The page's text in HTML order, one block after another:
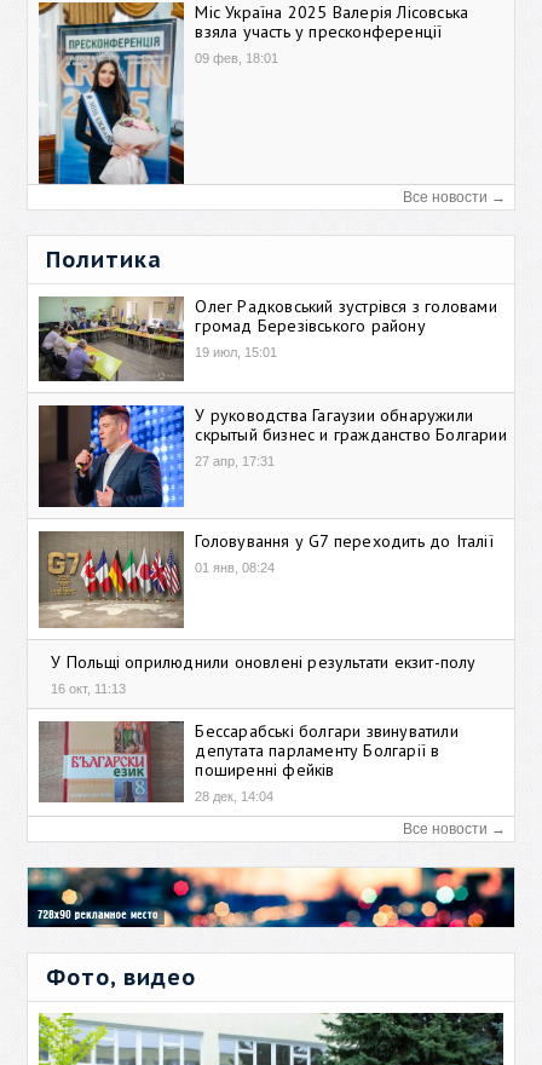
Міс Україна 2025 Валерія Лісовська
взяла участь у пресконференції
09 фев, 18:01
Все новости →
Политика
Олег Радковський зустрівся з головами
громад Березівського району
19 июл, 15:01
У руководства Гагаузии обнаружили
скрытый бизнес и гражданство Болгарии
27 апр, 17:31
Головування у G7 переходить до Італії
01 янв, 08:24
У Польщі оприлюднили оновлені результати екзит-полу
16 окт, 11:13
Бессарабські болгари звинуватили
депутата парламенту Болгарії в
поширенні фейків
28 дек, 14:04
Все новости →
Фото, видео